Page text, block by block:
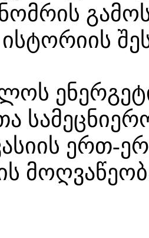
ერთ-